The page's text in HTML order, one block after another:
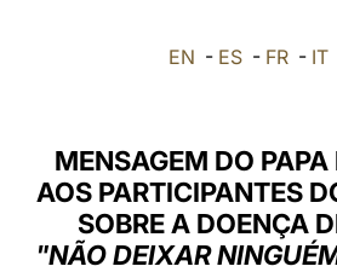
EN - ES- FR- IT
MENSAGEM DO
AOS PARTICIPANTES
SOBRE A DOENÇA
"NÃO DEIXAR